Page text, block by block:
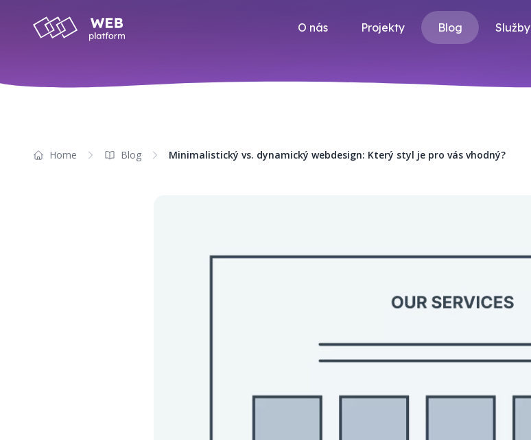
O nás Projekty Blog Služby
Home Blog Minimalistický vs. dynamický webdesign: Který styl je pro vás vhodný?